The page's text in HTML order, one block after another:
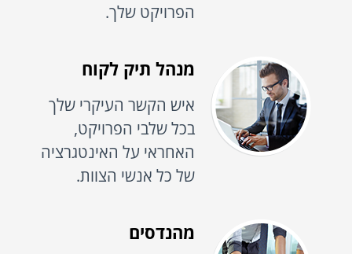
הפרויקט שלך.
מנהל תיק לקוח
איש הקשר העיקרי שלך
בכל שלבי הפרויקט,
האחראי על האינטגרציה
של כל אנשי הצוות.
מהנדסים